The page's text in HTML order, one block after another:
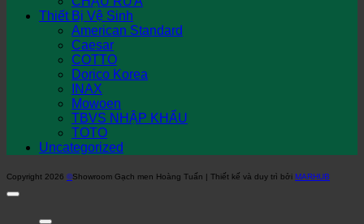
Thiết Bị Vệ Sinh
American Standard
Caesar
COTTO
Dorico Korea
INAX
Mowoen
TBVS NHẬP KHẨU
TOTO
Uncategorized
Copyright 2026 ©Showroom Gạch men Hoàng Tuấn | Thiết kế và duy trì bởi MARHUB